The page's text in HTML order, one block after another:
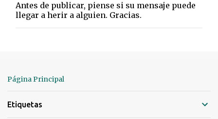
P
u
b
r
u
c
Antes de publicar, piense si su mensaje puede
llegar a herir a alguien. Gracias.
Página Principal
Etiquetas